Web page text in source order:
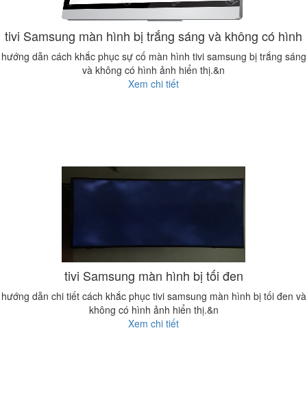
tivi Samsung màn hình bị trắng sáng và không có hình
hướng dẫn cách khắc phục sự cố màn hình tivi samsung bị trắng sáng
và không có hình ảnh hiển thị.&n
Xem chi tiết
tivi Samsung màn hình bị tối đen
hướng dẫn chi tiết cách khắc phục tivi samsung màn hình bị tối đen và
không có hình ảnh hiển thị.&n
Xem chi tiết